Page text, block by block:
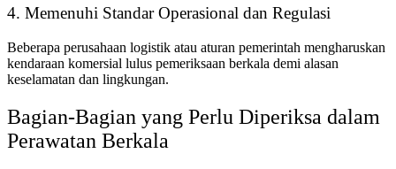
4. Memenuhi Standar Operasional dan Regulasi
Beberapa perusahaan logistik atau aturan pemerintah mengharuskan
kendaraan komersial lulus pemeriksaan berkala demi alasan
keselamatan dan lingkungan.
Bagian-Bagian yang Perlu Diperiksa dalam
Perawatan Berkala